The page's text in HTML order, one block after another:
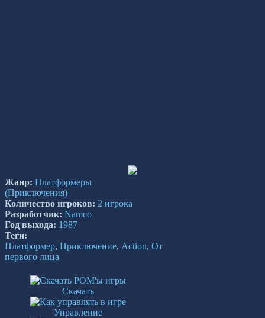
Жанр: Платформеры
(Приключения)
Количество игроков: 2 игрока
Разработчик: Namco
Год выхода: 1987
Теги:
Платформер, Приключение, Action, От
первого лица
Скачать
Управление